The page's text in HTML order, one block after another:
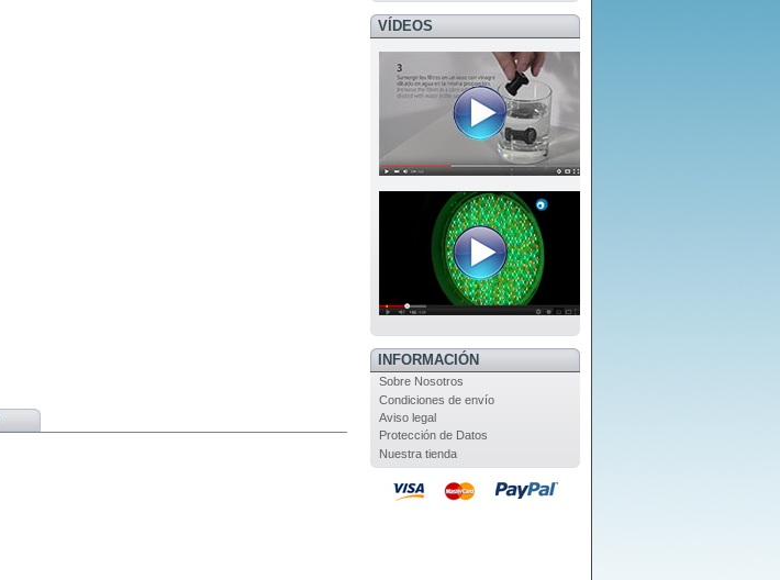
VÍDEOS
INFORMACIÓN
Sobre Nosotros
Condiciones de envío
Aviso legal
Protección de Datos
Nuestra tienda